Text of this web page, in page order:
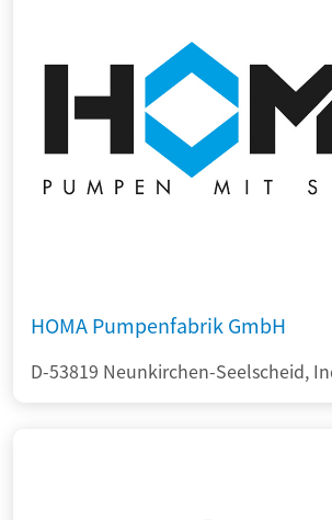
HOMA Pumpenfabrik GmbH
D-53819 Neunkirchen-Seelscheid,